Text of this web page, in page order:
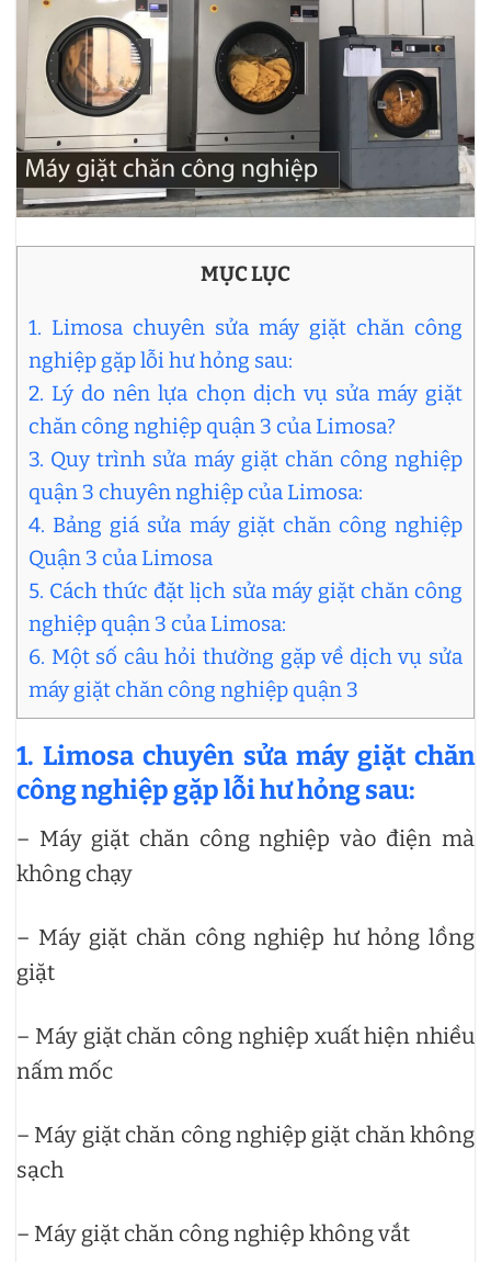
MỤC LỤC
1. Limosa chuyên sửa máy giặt chăn công
nghiệp gặp lỗi hư hỏng sau:
2. Lý do nên lựa chọn dịch vụ sửa máy giặt
chăn công nghiệp quận 3 của Limosa?
3. Quy trình sửa máy giặt chăn công nghiệp
quận 3 chuyên nghiệp của Limosa:
4. Bảng giá sửa máy giặt chăn công nghiệp
Quận 3 của Limosa
5. Cách thức đặt lịch sửa máy giặt chăn công
nghiệp quận 3 của Limosa:
6. Một số câu hỏi thường gặp về dịch vụ sửa
máy giặt chăn công nghiệp quận 3
1. Limosa chuyên sửa máy giặt chăn
công nghiệp gặp lỗi hư hỏng sau:
– Máy giặt chăn công nghiệp vào điện mà
không chạy
– Máy giặt chăn công nghiệp hư hỏng lồng
giặt
– Máy giặt chăn công nghiệp xuất hiện nhiều
nấm mốc
– Máy giặt chăn công nghiệp giặt chăn không
sạch
– Máy giặt chăn công nghiệp không vắt